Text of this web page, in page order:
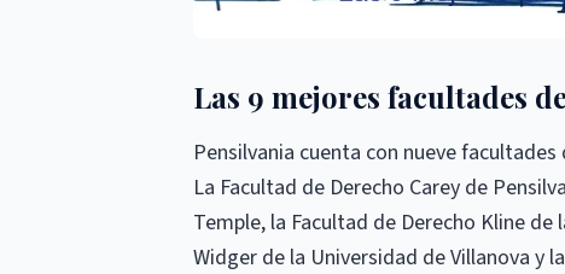
Las 9 mejores facultades
Pensilvania cuenta con nueve
La Facultad de Derecho Carey de
Temple, la Facultad de Derecho Kline
Widger de la Universidad de Villanova y